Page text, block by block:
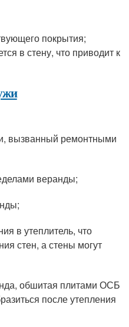
покрытия;
в стену, что приводит к
вызванный ремонтными
веранды;
в утеплитель, что
стен, а стены могут
обшитая плитами ОСБ
после утепления